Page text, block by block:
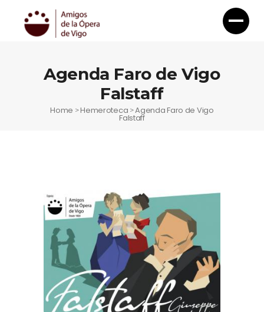
Agenda Faro de Vigo
Falstaff
Home >Hemeroteca >Agenda Faro de Vigo
Falstaff